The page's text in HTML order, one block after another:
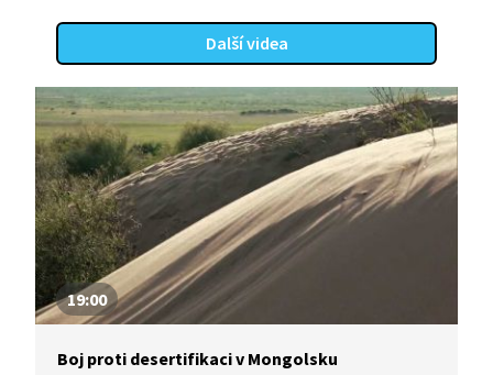
Další videa
19:00
Boj proti desertifikaci v Mongolsku